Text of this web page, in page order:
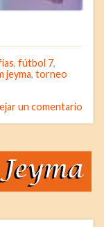
, fútbol 7,
jeyma, torneo
un comentario